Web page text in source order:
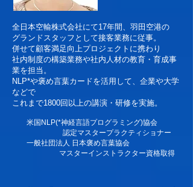
全日本空輸株式会社にて17年間、羽田空港の
グランドスタッフとして接客業務に従事。
併せて顧客満足向上プロジェクトに携わり
社内制度の構築業務や社内人材の教育・育成事
業を担当。
NLP*や褒め言葉カードを活用して、企業や大学
などで
これまで1800回以上の講演・研修を実施。
米国NLP(*神経言語プログラミング)協会
認定マスタープラクティショナー
一般社団法人 日本褒め言葉協会
マスターインストラクター資格取得